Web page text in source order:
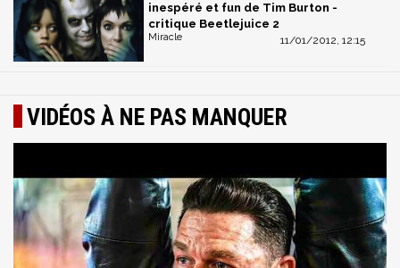
inespéré et fun de Tim Burton -
critique Beetlejuice 2
11/01/2012, 12:15
Miracle
VIDÉOS À NE PAS MANQUER